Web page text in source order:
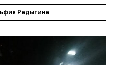
Радыгина